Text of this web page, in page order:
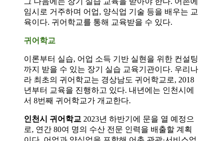
임시로 거주하며 어업, 양식업 기술 등을 배우는 교
육이다. 귀어학교를 통해 교육받을 수 있다.
귀어학교
이론부터 실습, 어업 소득 기반 실현을 위한 컨설팅
까지 받을 수 있는 장기 실습 교육기관이다. 우리나
라 최초의 귀어학교는 경상남도 귀어학교로, 2018
년부터 교육을 진행하고 있다. 내년에는 인천시에
서 8번째 귀어학교가 개교한다.
인천시 귀어학교 2023년 하반기에 문을 열 예정으
로, 연간 80여 명의 수산 전문 인력을 배출할 계획